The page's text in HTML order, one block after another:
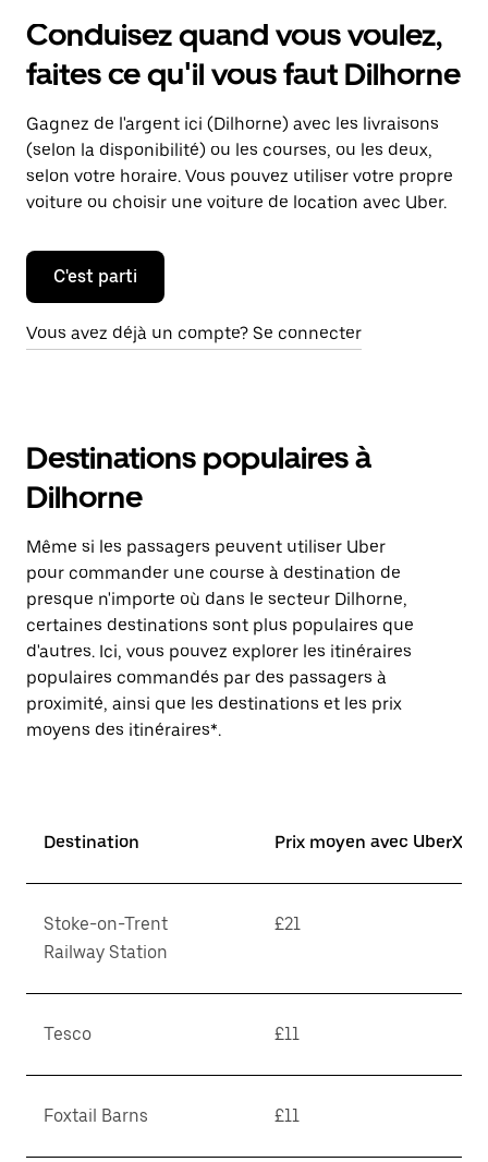
Conduisez quand vous voulez,
faites ce qu'il vous faut Dilhorne
Gagnez de l'argent ici (Dilhorne) avec les livraisons
(selon la disponibilité) ou les courses, ou les deux,
selon votre horaire. Vous pouvez utiliser votre propre
voiture ou choisir une voiture de location avec Uber.
C'est parti
Vous avez déjà un compte? Se connecter
Destinations populaires à
Dilhorne
Même si les passagers peuvent utiliser Uber
pour commander une course à destination de
presque n'importe où dans le secteur Dilhorne,
certaines destinations sont plus populaires que
d'autres. Ici, vous pouvez explorer les itinéraires
populaires commandés par des passagers à
proximité, ainsi que les destinations et les prix
moyens des itinéraires*.
Destination Prix moyen avec UberX*
Stoke-on-Trent
Railway Station
£21
Tesco £11
Foxtail Barns £11